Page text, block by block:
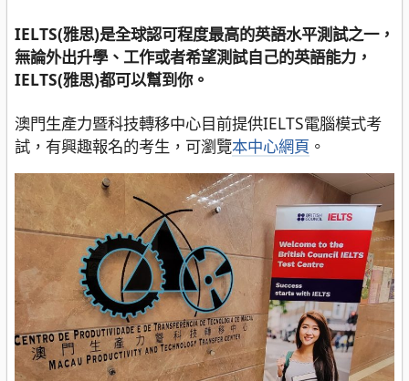
IELTS(雅思)是全球認可程度最高的英語水平測試之一，
無論外出升學、工作或者希望測試自己的英語能力，
IELTS(雅思)都可以幫到你。
澳門生產力暨科技轉移中心目前提供IELTS電腦模式考
試，有興趣報名的考生，可瀏覽本中心網頁 。